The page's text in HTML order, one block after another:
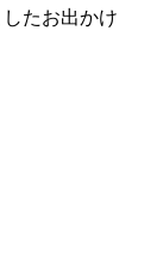
たお出かけ